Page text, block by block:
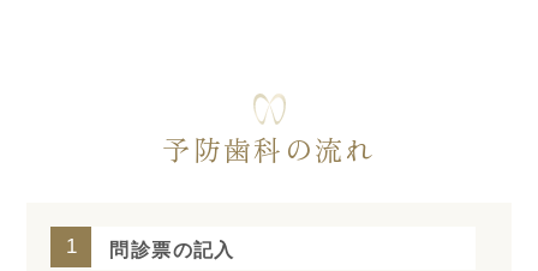
予防歯科の流れ
1 問診票の記入